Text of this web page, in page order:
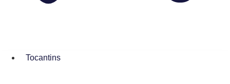
Tocantins